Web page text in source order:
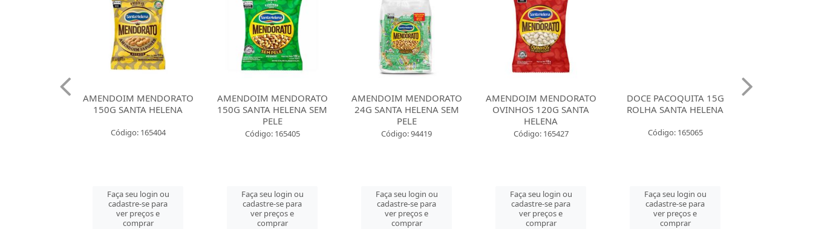
AMENDOIM MENDORATO
150G SANTA HELENA
Código: 165404
Faça seu login ou
cadastre-se para
ver preços e
comprar
AMENDOIM MENDORATO
150G SANTA HELENA SEM
PELE
Código: 165405
Faça seu login ou
cadastre-se para
ver preços e
comprar
AMENDOIM MENDORATO
24G SANTA HELENA SEM
PELE
Código: 94419
Faça seu login ou
cadastre-se para
ver preços e
comprar
AMENDOIM MENDORATO
OVINHOS 120G SANTA
HELENA
Código: 165427
Faça seu login ou
cadastre-se para
ver preços e
comprar
DOCE PACOQUITA 15G
ROLHA SANTA HELENA
Código: 165065
Faça seu login ou
cadastre-se para
ver preços e
comprar